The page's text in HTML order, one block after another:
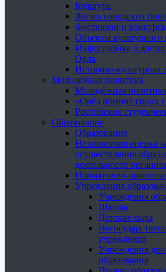
Культура
Жизнь городских
Фестивали и
Объекты культурного
Инфографика о
Орла
Историко-культурная
Молодёжная политика
Молодёжная политика
«Орёл помнит своих
Российские
Образование
Образование
Независимая оценка
осуществления
деятельности
Нормативно-
Учреждения
Учреждения
Школы
Детские сады
учреждения
Учреждения
образования